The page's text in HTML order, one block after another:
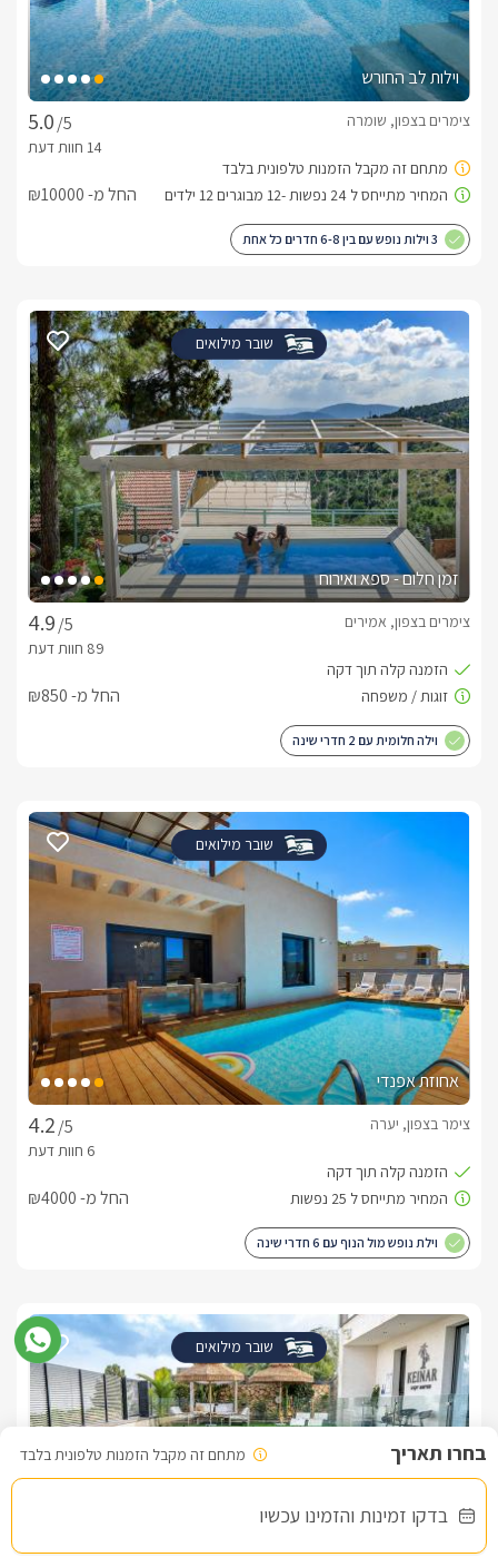
מתחם זה מקבל הזמנות טלפונית בלבד
בדקו זמינות והזמינו עכשיו
וילות לב החורש
/5
צימרים בצפון, שומרה
החל מ- ₪10000
3 וילות נופש עם בין 6-8 חדרים כל אחת
שובר מילואים
זמן חלום - ספא ואירוח
/5
צימרים בצפון, אמירים
החל מ- ₪850
וילה חלומית עם 2 חדרי שינה
שובר מילואים
אחוזת אפנדי
/5
צימר בצפון, יערה
החל מ- ₪4000
וילת נופש מול הנוף עם 6 חדרי שינה
שובר מילואים